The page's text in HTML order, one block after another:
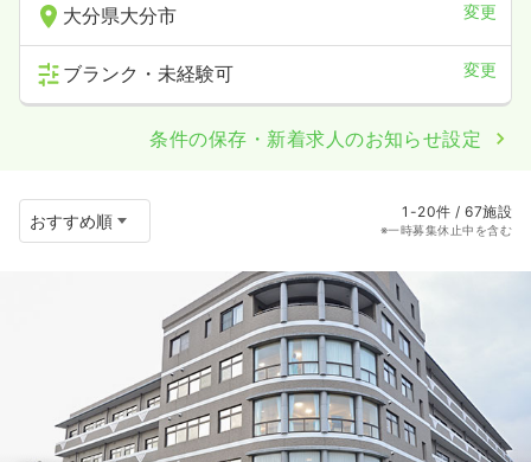
大分県大分市 変更
ブランク・未経験可 変更
条件の保存・新着求人のお知らせ設定
1-20件 / 67施設
※一時募集休止中を含む